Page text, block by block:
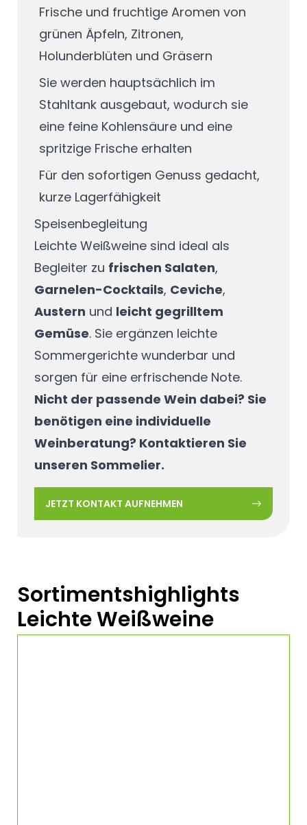
Frische und fruchtige Aromen von
grünen Äpfeln, Zitronen,
Holunderblüten und Gräsern
Sie werden hauptsächlich im
Stahltank ausgebaut, wodurch sie
eine feine Kohlensäure und eine
spritzige Frische erhalten
Für den sofortigen Genuss gedacht,
kurze Lagerfähigkeit
Speisenbegleitung
Leichte Weißweine sind ideal als
Begleiter zu frischen Salaten,
Garnelen-Cocktails, Ceviche,
Austern und leicht gegrilltem
Gemüse. Sie ergänzen leichte
Sommergerichte wunderbar und
sorgen für eine erfrischende Note.
Nicht der passende Wein dabei? Sie
benötigen eine individuelle
Weinberatung? Kontaktieren Sie
unseren Sommelier.
JETZT KONTAKT AUFNEHMEN
Sortimentshighlights
Leichte Weißweine